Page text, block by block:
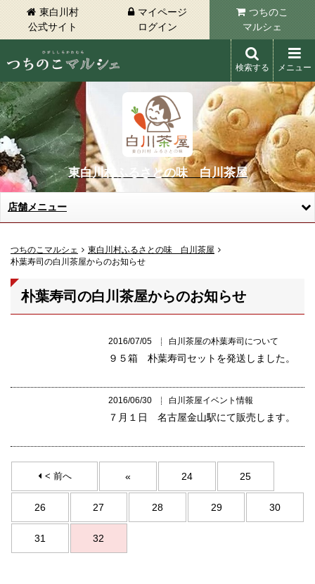
東白川村
公式サイト
マイページ
ログイン
つちのこ
マルシェ
東白川村 つちのこマルシェ
検索する メニュー
東白川村ふるさとの味 白川茶屋
店舗メニュー
つちのこマルシェ
東白川村ふるさとの味 白川茶屋
朴葉寿司の白川茶屋からのお知らせ
朴葉寿司の白川茶屋からのお知らせ
2016/07/05 白川茶屋の朴葉寿司について
９５箱 朴葉寿司セットを発送しました。
2016/06/30 白川茶屋イベント情報
７月１日 名古屋金山駅にて販売します。
< 前へ « 24 25
26 27 28 29 30
31 32